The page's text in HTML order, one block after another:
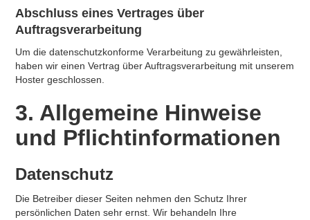
Abschluss eines Vertrages über
Auftragsverarbeitung
Um die datenschutzkonforme Verarbeitung zu gewährleisten,
haben wir einen Vertrag über Auftragsverarbeitung mit unserem
Hoster geschlossen.
3. Allgemeine Hinweise
und Pflicht­informationen
Datenschutz
Die Betreiber dieser Seiten nehmen den Schutz Ihrer
persönlichen Daten sehr ernst. Wir behandeln Ihre